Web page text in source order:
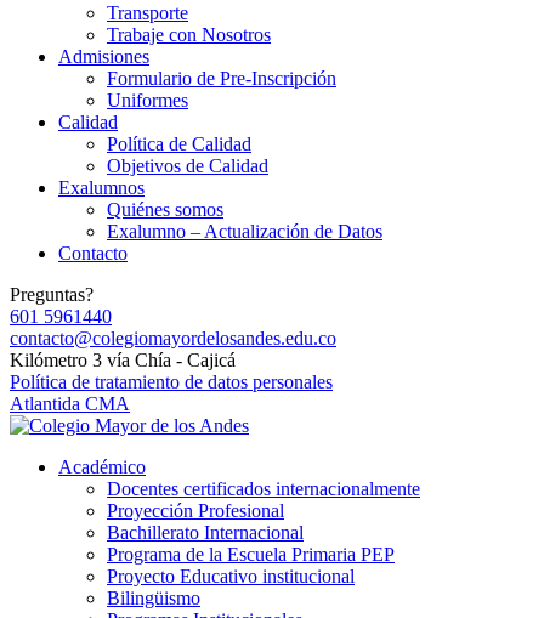
Transporte
Trabaje con Nosotros
Admisiones
Formulario de Pre-Inscripción
Uniformes
Calidad
Política de Calidad
Objetivos de Calidad
Exalumnos
Quiénes somos
Exalumno – Actualización de Datos
Contacto
Preguntas?
601 5961440
contacto@colegiomayordelosandes.edu.co
Kilómetro 3 vía Chía - Cajicá
Política de tratamiento de datos personales
Atlantida CMA
Académico
Docentes certificados internacionalmente
Proyección Profesional
Bachillerato Internacional
Programa de la Escuela Primaria PEP
Proyecto Educativo institucional
Bilingüismo